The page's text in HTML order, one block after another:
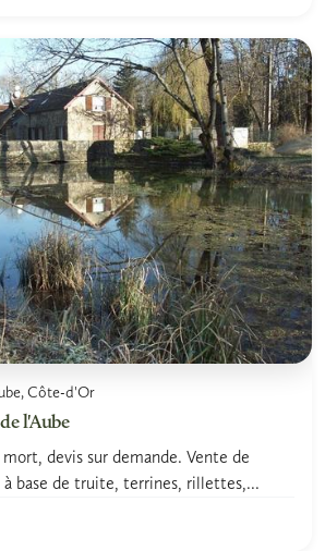
Côte-d'Or
l'Aube
devis sur demande. Vente de
base de truite, terrines, rillettes,...